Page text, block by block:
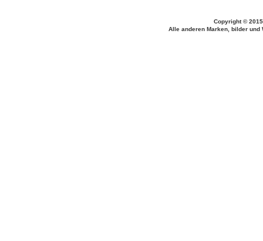
Copyright ©
Alle anderen Marken, bilder und